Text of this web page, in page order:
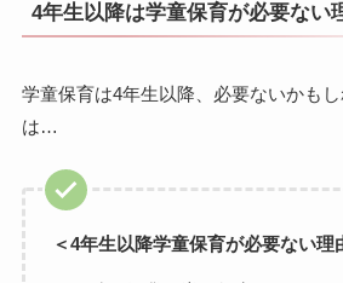
4年生以降は学童保育が必要ない
学童保育は4年生以降、必要ないかも
は…
＜4年生以降学童保育が必要ない理